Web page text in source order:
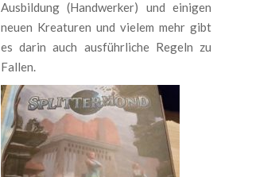
Ausbildung (Handwerker) und einigen
neuen Kreaturen und vielem mehr gibt
es darin auch ausführliche Regeln zu
Fallen.